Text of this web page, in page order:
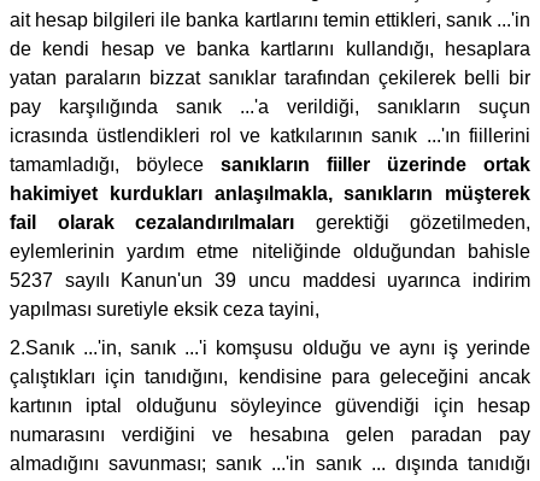
ait hesap bilgileri ile banka kartlarını temin ettikleri, sanık ...'in
de kendi hesap ve banka kartlarını kullandığı, hesaplara
yatan paraların bizzat sanıklar tarafından çekilerek belli bir
pay karşılığında sanık ...'a verildiği, sanıkların suçun
icrasında üstlendikleri rol ve katkılarının sanık ...'ın fiillerini
tamamladığı, böylece sanıkların fiiller üzerinde ortak
hakimiyet kurdukları anlaşılmakla, sanıkların müşterek
fail olarak cezalandırılmaları gerektiği gözetilmeden,
eylemlerinin yardım etme niteliğinde olduğundan bahisle
5237 sayılı Kanun'un 39 uncu maddesi uyarınca indirim
yapılması suretiyle eksik ceza tayini,
2.Sanık ...'in, sanık ...'i komşusu olduğu ve aynı iş yerinde
çalıştıkları için tanıdığını, kendisine para geleceğini ancak
kartının iptal olduğunu söyleyince güvendiği için hesap
numarasını verdiğini ve hesabına gelen paradan pay
almadığını savunması; sanık ...'in sanık ... dışında tanıdığı